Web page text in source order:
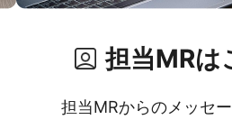
担当MRは
担当MRからのメッセ